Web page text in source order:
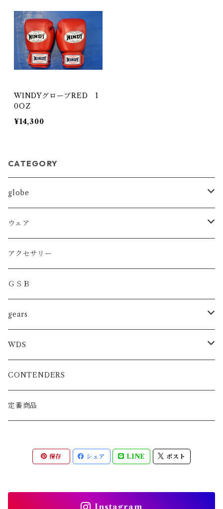
WINDYグローブRED 1
0OZ
¥14,300
CATEGORY
globe
MMA
BOXING
KICKBOXING
トレーニンググローブ
スパーリンググローブ
SHOOTBOXING
JIU-JITSU
KARATE
ウェア
DRYT
DRYトレーニングショーツ
ファイトショーツ
アクセサリー
ＧＳＢ
gears
MMA
BOXING/MUAYTHAY
ATHRETE
スパーリンググローブ
パンチンググローブ
WDS
スパーリンググローブ
MMAグローブ
CONTENDERS
定番商品
保存 シェア LINE ポスト
Instagram